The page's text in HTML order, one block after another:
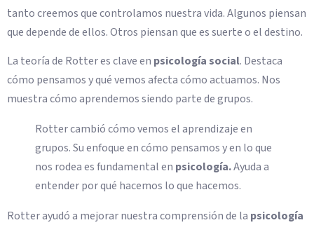
tanto creemos que controlamos nuestra vida. Algunos piensan
que depende de ellos. Otros piensan que es suerte o el destino.
La teoría de Rotter es clave en psicología social. Destaca
cómo pensamos y qué vemos afecta cómo actuamos. Nos
muestra cómo aprendemos siendo parte de grupos.
Rotter cambió cómo vemos el aprendizaje en
grupos. Su enfoque en cómo pensamos y en lo que
nos rodea es fundamental en psicología.Ayuda a
entender por qué hacemos lo que hacemos.
Rotter ayudó a mejorar nuestra comprensión de la psicología